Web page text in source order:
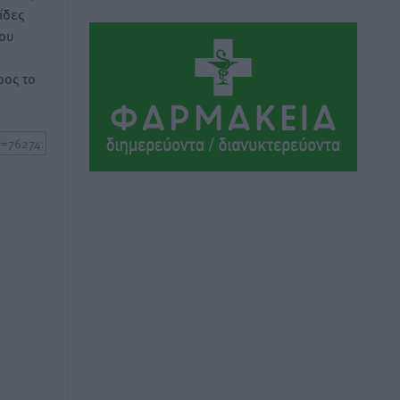
το
Ιάλυσος Β’: Νωρίς νωρίς μπήκαν στα
βάσανα της προετοιμασίας
πριν 6 ώρες
Εθνικός Αρχίπολης: Μεγάλο βήμα
προόδου η ίδρυση Ακαδημίας